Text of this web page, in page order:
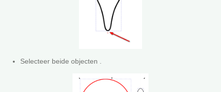
Selecteer beide objecten .